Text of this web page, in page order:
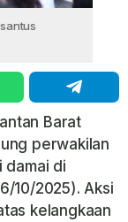
Barat
perwakilan
damai di
10/2025). Aksi
kelangkaan